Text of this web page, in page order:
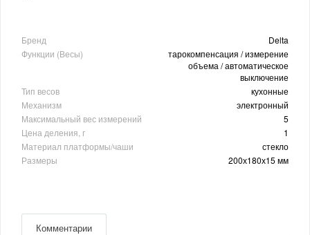
Бренд
Delta
Функции (Весы)
тарокомпенсация / измерение
объема / автоматическое
выключение
Тип весов
кухонные
Механизм
электронный
Максимальный вес измерений
5
Цена деления, г
1
Материал платформы/чаши
стекло
Размеры
200х180х15 мм
Комментарии